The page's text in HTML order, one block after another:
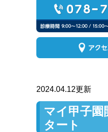
2024.04.12更新
マイ甲子園
タート